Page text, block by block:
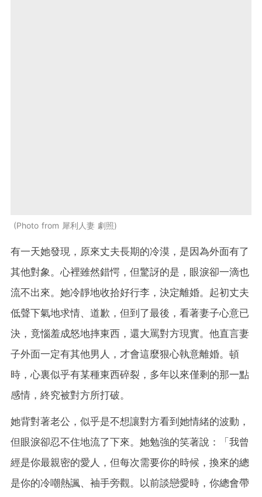
Photo from 犀利人妻 劇照
有一天她發現，原來丈夫長期的冷漠，是因為外面有了
其他對象。心裡雖然錯愕，但驚訝的是，眼淚卻一滴也
流不出來。她冷靜地收拾好行李，決定離婚。起初丈夫
低聲下氣地求情、道歉，但到了最後，看著妻子心意已
決，竟惱羞成怒地摔東西，還大罵對方現實。他直言妻
子外面一定有其他男人，才會這麼狠心執意離婚。頓
時，心裏似乎有某種東西碎裂，多年以來僅剩的那一點
感情，終究被對方所打破。
她背對著老公，似乎是不想讓對方看到她情緒的波動，
但眼淚卻忍不住地流了下來。她勉強的笑著說：「我曾
經是你最親密的愛人，但每次需要你的時候，換來的總
是你的冷嘲熱諷、袖手旁觀。以前談戀愛時，你總會帶